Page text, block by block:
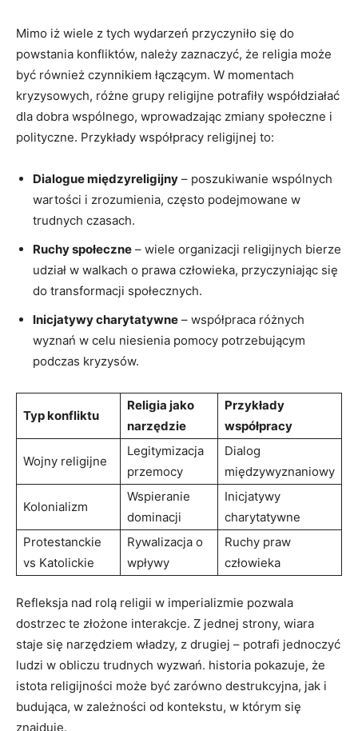
Mimo iż wiele z tych wydarzeń przyczyniło się do
powstania konfliktów, należy zaznaczyć, że religia może
być również czynnikiem łączącym. W momentach
kryzysowych, różne grupy religijne potrafiły współdziałać
dla dobra wspólnego, wprowadzając zmiany społeczne i
polityczne. Przykłady współpracy religijnej to:
Dialogue międzyreligijny – poszukiwanie wspólnych
wartości i zrozumienia, często podejmowane w
trudnych czasach.
Ruchy społeczne – wiele organizacji religijnych bierze
udział w walkach o prawa człowieka, przyczyniając się
do transformacji społecznych.
Inicjatywy charytatywne – współpraca różnych
wyznań w celu niesienia pomocy potrzebującym
podczas kryzysów.
Typ konfliktu
Religia jako
narzędzie
Przykłady
współpracy
Wojny religijne
Legitymizacja
przemocy
Dialog
międzywyznaniowy
Kolonializm
Wspieranie
dominacji
Inicjatywy
charytatywne
Protestanckie
vs Katolickie
Rywalizacja o
wpływy
Ruchy praw
człowieka
Refleksja nad rolą religii w imperializmie pozwala
dostrzec te złożone interakcje. Z jednej strony, wiara
staje się narzędziem władzy, z drugiej – potrafi jednoczyć
ludzi w obliczu trudnych wyzwań. historia pokazuje, że
istota religijności może być zarówno destrukcyjna, jak i
budująca, w zależności od kontekstu, w którym się
znajduje.